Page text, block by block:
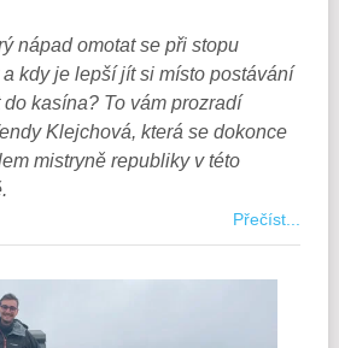
nápad omotat se při stopu
kdy je lepší jít si místo postávání
kasína? To vám prozradí
Klejchová, která se dokonce
mistryně republiky v této
Přečíst...